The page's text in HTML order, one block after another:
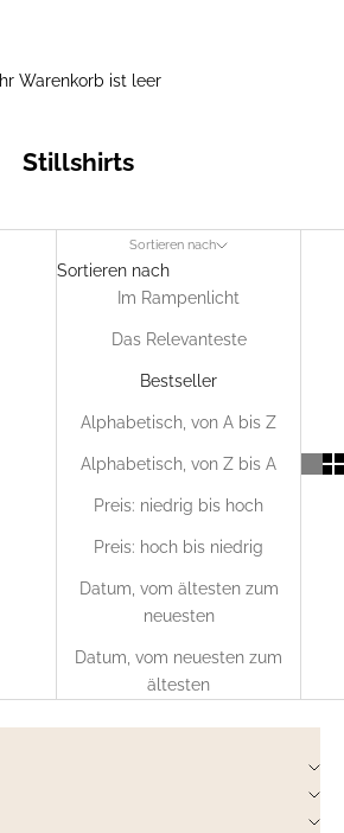
Ihr Warenkorb ist leer
Stillshirts
Sortieren nach
Sortieren nach
Im Rampenlicht
Das Relevanteste
Bestseller
Alphabetisch, von A bis Z
Alphabetisch, von Z bis A
Preis: niedrig bis hoch
Preis: hoch bis niedrig
Datum, vom ältesten zum
neuesten
Datum, vom neuesten zum
ältesten